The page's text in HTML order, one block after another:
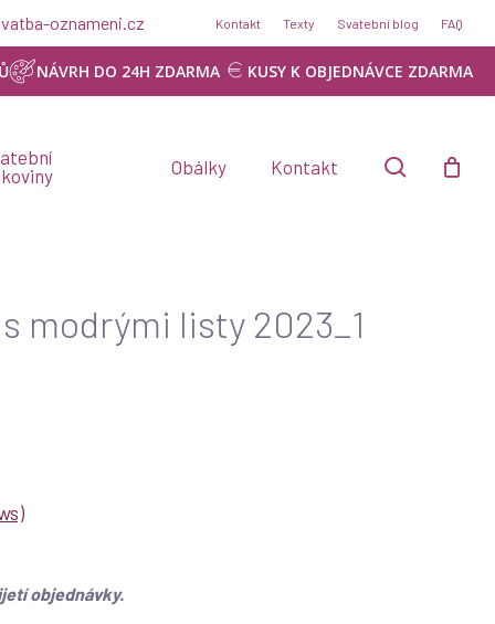
oznameni.cz Kontakt Texty Svatební blog FAQ
NÁVRH DO 24H ZDARMA KUSY K OBJEDNÁVCE ZDARMA
Obálky Kontakt search
modrými listy 2023_1
objednávky.